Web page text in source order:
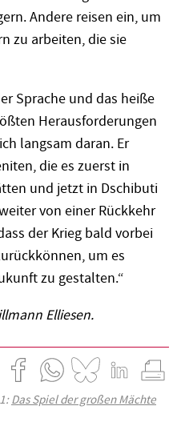
Andere reisen ein, um
zu arbeiten, die sie
Sprache und das heiße
Herausforderungen
langsam daran. Er
die es zuerst in
und jetzt in Dschibuti
von einer Rückkehr
der Krieg bald vorbei
um es
zu gestalten.“
Elliesen.
Das Spiel der großen Mächte